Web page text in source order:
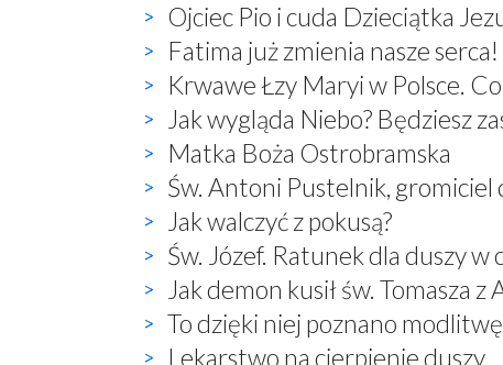
Ojciec Pio i cuda Dzieciątka
Fatima już zmienia nasze serca!
Krwawe Łzy Maryi w Polsce.
Jak wygląda Niebo? Będziesz
Matka Boża Ostrobramska
Św. Antoni Pustelnik, gromiciel
Jak walczyć z pokusą?
Św. Józef. Ratunek dla duszy w
Jak demon kusił św. Tomasza z
To dzięki niej poznano
Lekarstwo na cierpienie duszy